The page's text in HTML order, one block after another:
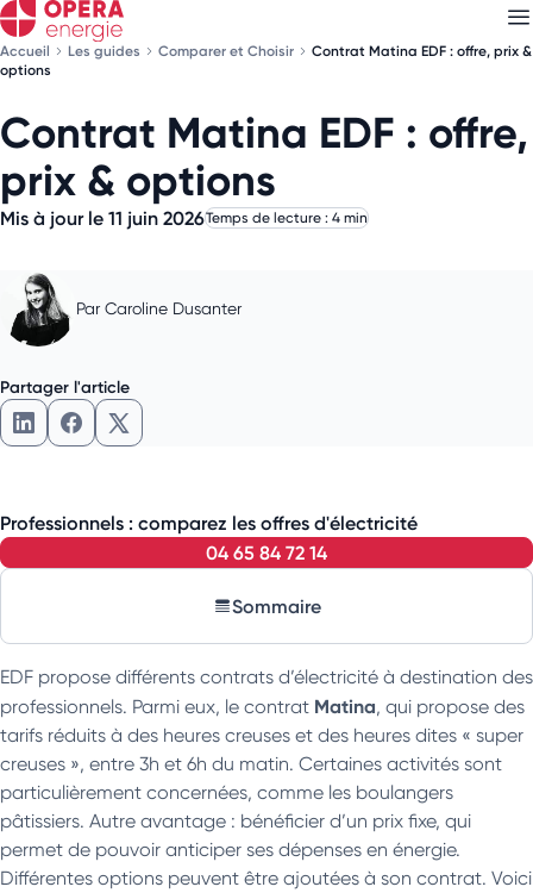
Accueil Les guides Comparer et Choisir
Contrat Matina EDF : offre, prix &
options
Contrat Matina EDF : offre,
prix & options
Mis à jour le 11 juin 2026Temps de lecture : 4 min
Par Caroline Dusanter
Partager l'article
Partager l'article sur LinkedIn
Partager l'article sur Facebook
Partager l'article sur X
Professionnels : comparez les offres d'électricité
04 65 84 72 14
Sommaire
EDF propose différents contrats d’électricité à destination des
professionnels. Parmi eux, le contrat Matina, qui propose des
tarifs réduits à des heures creuses et des heures dites « super
creuses », entre 3h et 6h du matin. Certaines activités sont
particulièrement concernées, comme les boulangers
pâtissiers. Autre avantage : bénéficier d’un prix fixe, qui
permet de pouvoir anticiper ses dépenses en énergie.
Différentes options peuvent être ajoutées à son contrat. Voici
Découvrez nosnewsletters
Choisissez les newsletters qui vous intéressent